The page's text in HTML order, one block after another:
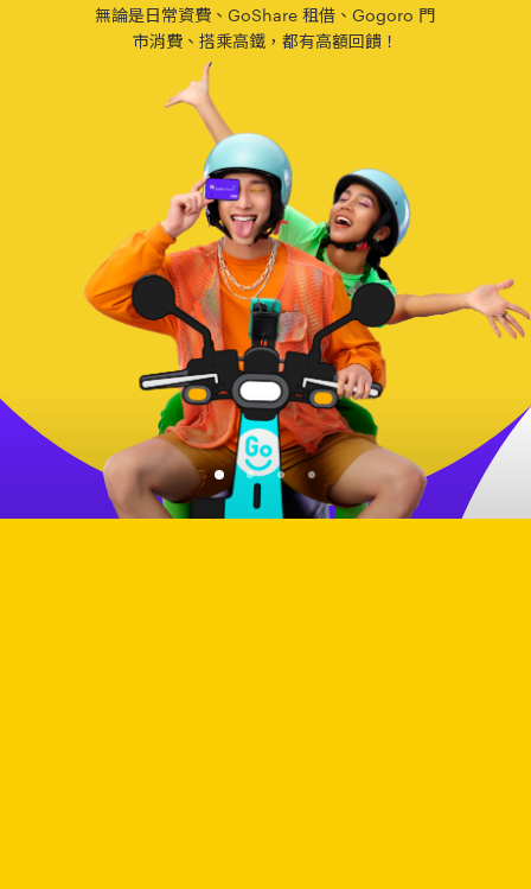
無論是日常資費、GoShare 租借、Gogoro 門
市消費、搭乘高鐵， 都有高額回饋！